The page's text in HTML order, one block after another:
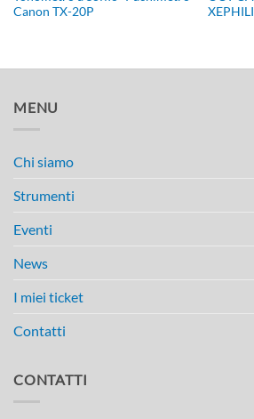
Canon TX-20P
MENU
Chi siamo
Strumenti
Eventi
News
I miei ticket
Contatti
CONTATTI